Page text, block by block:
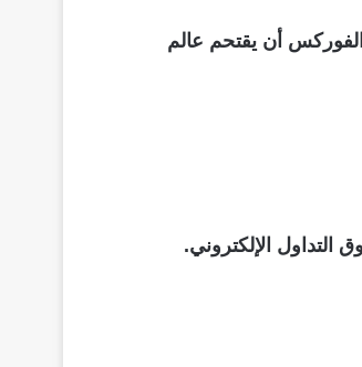
أن يقتحم عالم
الإلكتروني.